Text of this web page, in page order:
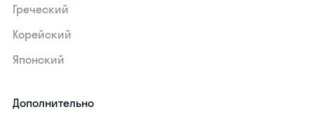
Греческий
Корейский
Японский
Дополнительно